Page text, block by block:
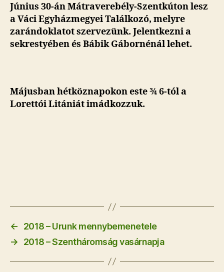
Június 30-án Mátraverebély-Szentkúton lesz
a Váci Egyházmegyei Találkozó, melyre
zarándoklatot szervezünk. Jelentkezni a
sekrestyében és Bábik Gábornénál lehet.
Májusban hétköznapokoneste ¾ 6-tól a
Lorettói Litániát imádkozzuk.
←
2018 – Urunk mennybemenetele
→
2018 – Szentháromság vasárnapja